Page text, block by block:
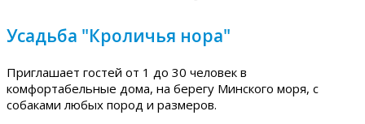
Усадьба "Кроличья нора"
Приглашает гостей от 1 до 30 человек в
комфортабельные дома, на берегу Минского моря, с
собаками любых пород и размеров.